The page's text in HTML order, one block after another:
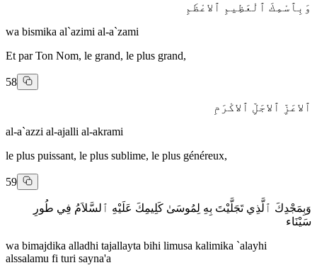
وَبِٱسْمِكَ ٱلْعَظِيمِ ٱلاعْظَمِ
wa bismika al`azimi al-a`zami
Et par Ton Nom, le grand, le plus grand,
58
ٱلاعَزِّ ٱلاجَلِّ ٱلاكْرَمِ
al-a`azzi al-ajalli al-akrami
le plus puissant, le plus sublime, le plus généreux,
59
وَبِمَجْدِكَ ٱلَّذِي تَجَلَّيْتَ بِهِ لِمُوسَىٰ كَلِيمِكَ عَلَيْهِ ٱلسَّلاَمُ فِي طُورِ
سَيْنَاء
wa bimajdika alladhi tajallayta bihi limusa kalimika `alayhi
alssalamu fi turi sayna'a